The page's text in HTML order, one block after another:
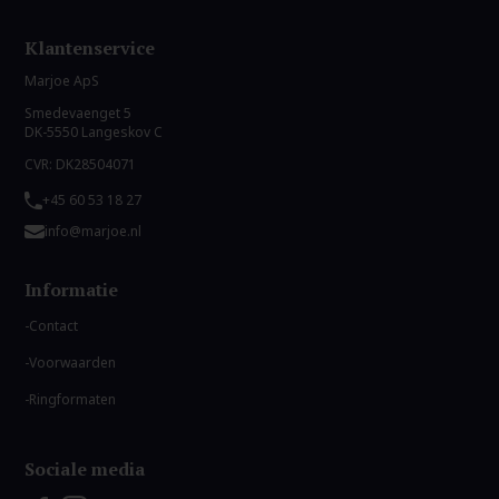
Klantenservice
Marjoe ApS
Smedevaenget 5
DK-5550 Langeskov C
CVR: DK28504071
+45 60 53 18 27
info@marjoe.nl
Informatie
Contact
Voorwaarden
Ringformaten
Sociale media